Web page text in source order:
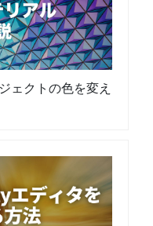
ェクトの色を変え